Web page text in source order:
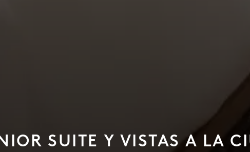
SUITE Y VISTAS A LA